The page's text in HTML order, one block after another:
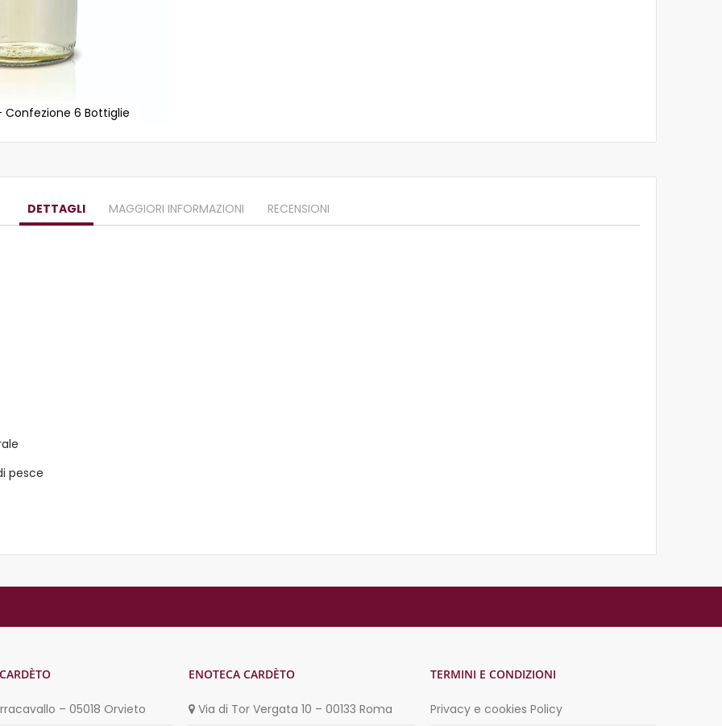
- Confezione 6 Bottiglie
DETTAGLI
pesce
MAGGIORI INFORMAZIONI RECENSIONI
– 05018 Orvieto
ENOTECA CARDÈTO
Via di Tor Vergata 10 – 00133 Roma
TERMINI E CONDIZIONI
Privacy e cookies Policy